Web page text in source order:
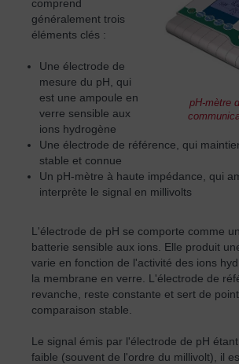
pH-mètre
comprend
généralement trois
éléments clés :
Une électrode de
mesure du pH, qui
est une ampoule en
verre sensible aux
ions hydrogène
Une électrode de référence, qui
stable et connue
Un pH-mètre à haute impédance, qui
interprète le signal en millivolts
L'électrode de pH se comporte comme
batterie sensible aux ions. Elle produit
varie en fonction de l'activité des ions
la membrane en verre. L'électrode de
revanche, reste constante et sert de
comparaison stable.
Le signal émis par l'électrode de pH
faible (souvent de l'ordre du millivolt), il